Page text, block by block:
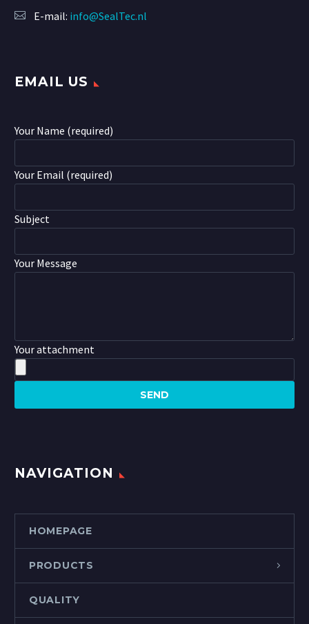
E-mail: info@SealTec.nl
EMAIL US
Your Name (required)
Your Email (required)
Subject
Your Message
Your attachment
NAVIGATION
HOMEPAGE
PRODUCTS
QUALITY